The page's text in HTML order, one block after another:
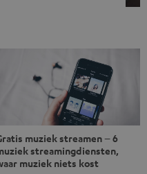
na werktijd heeft het
uit te breiden met de
te streamen. […]
muziek streamen – 6
streamingdiensten,
muziek niets kost